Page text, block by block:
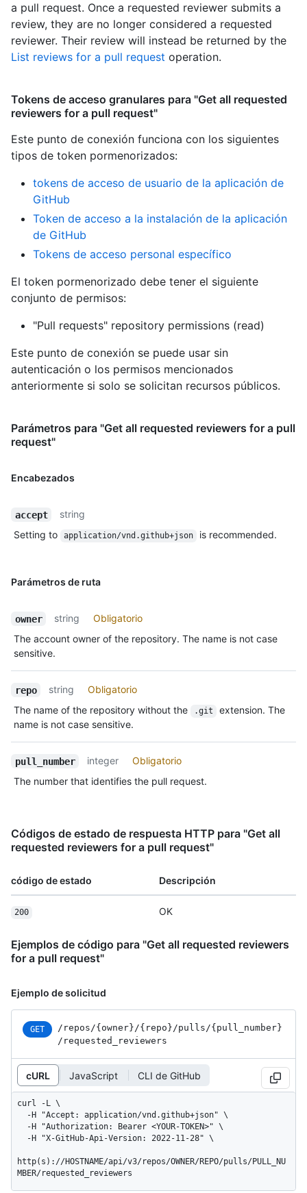
a pull request. Once a requested reviewer submits a
review, they are no longer considered a requested
reviewer. Their review will instead be returned by the
List reviews for a pull request operation.
Tokens de acceso granulares para "Get all requested
reviewers for a pull request"
Este punto de conexión funciona con los siguientes
tipos de token pormenorizados:
tokens de acceso de usuario de la aplicación de
GitHub
Token de acceso a la instalación de la aplicación
de GitHub
Tokens de acceso personal específico
El token pormenorizado debe tener el siguiente
conjunto de permisos:
"Pull requests" repository permissions (read)
Este punto de conexión se puede usar sin
autenticación o los permisos mencionados
anteriormente si solo se solicitan recursos públicos.
Parámetros para "Get all requested reviewers for a pull
request"
Encabezados
accept
string
Setting to
application/vnd.github+json is recommended.
Parámetros de ruta
owner string
Obligatorio
The account owner of the repository. The name is not case
sensitive.
repo string
Obligatorio
The name of the repository without the
.git
extension. The
name is not case sensitive.
pull_number integer
Obligatorio
The number that identifies the pull request.
Códigos de estado de respuesta HTTP para "Get all
requested reviewers for a pull request"
código de estado Descripción
200 OK
Ejemplos de código para "Get all requested reviewers
for a pull request"
Ejemplo de solicitud
GET /repos/{owner}/{repo}/pulls/{pull_ number}
/requested_
reviewers
cURL JavaScript CLI de GitHub
curl -L \
http(s)://HOSTNAME/api/v3/repos/OWNER/REPO/pulls/PULL_NU
MBER/requested_reviewers